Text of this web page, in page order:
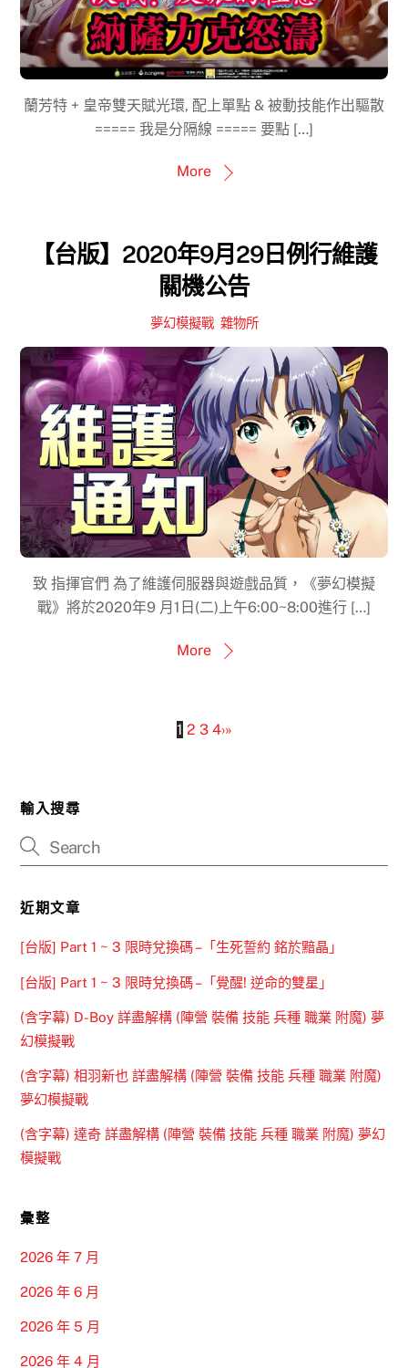
蘭芳特 + 皇帝雙天賦光環, 配上單點 & 被動技能作出驅散
===== 我是分隔線 ===== 要點 […]
More
【台版】2020年9月29日例行維護
關機公告
夢幻模擬戰, 雜物所
致 指揮官們 為了維護伺服器與遊戲品質，《夢幻模擬
戰》將於2020年9 月1日(二)上午6:00~8:00進行 […]
More
1 2 3 4›»
輸入搜尋
近期文章
[台版] Part 1 ~ 3 限時兌換碼 –「生死誓約 銘於黯晶」
[台版] Part 1 ~ 3 限時兌換碼 –「覺醒! 逆命的雙星」
(含字幕) D-Boy 詳盡解構 (陣營 裝備 技能 兵種 職業 附魔) 夢
幻模擬戰
(含字幕) 相羽新也 詳盡解構 (陣營 裝備 技能 兵種 職業 附魔)
夢幻模擬戰
(含字幕) 達奇 詳盡解構 (陣營 裝備 技能 兵種 職業 附魔) 夢幻
模擬戰
彙整
2026 年 7 月
2026 年 6 月
2026 年 5 月
2026 年 4 月